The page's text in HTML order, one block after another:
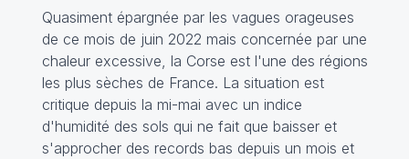
Quasiment épargnée par les vagues orageuses
de ce mois de juin 2022 mais concernée par une
chaleur excessive, la Corse est l'une des régions
les plus sèches de France. La situation est
critique depuis la mi-mai avec un indice
d'humidité des sols qui ne fait que baisser et
s'approcher des records bas depuis un mois et